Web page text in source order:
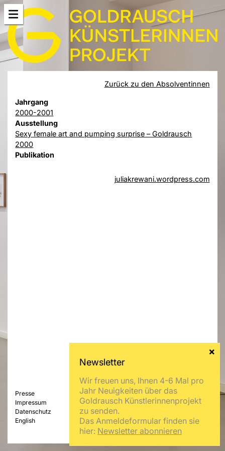
Zurück zu den Absolventinnen
Jahrgang
2000-2001
Ausstellung
Sexy female art and pumping surprise – Goldrausch
2000
Publikation
juliakrewani.wordpress.com
Presse
Impressum
Datenschutz
English
Wir freuen uns, Ihnen 4-6 Mal pro
Jahr Neuigkeiten über das
Goldrausch Künstlerinnenprojekt
zu senden.
Das Anmeldeformular finden sie
hier: Newsletter abonnieren